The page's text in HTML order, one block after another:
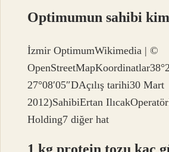
Optimumun sahibi
İzmir OptimumWikimedia | ©
27°08′05″DAçılış tarihi30 Mart
2012)SahibiErtan
Holding7 diğer hat